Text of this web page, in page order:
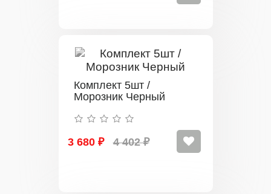
Комплект 5шт /
Морозник Черный
3 680 ₽ 4 402 ₽